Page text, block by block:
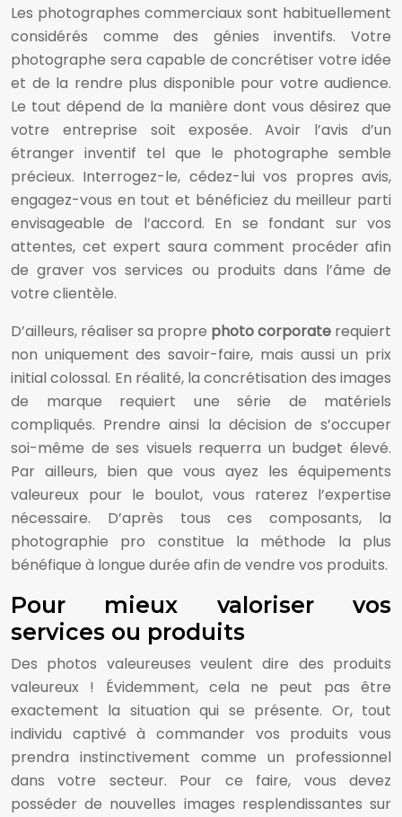
Les photographes commerciaux sont habituellement
considérés comme des génies inventifs. Votre
photographe sera capable de concrétiser votre idée
et de la rendre plus disponible pour votre audience.
Le tout dépend de la manière dont vous désirez que
votre entreprise soit exposée. Avoir l’avis d’un
étranger inventif tel que le photographe semble
précieux. Interrogez-le, cédez-lui vos propres avis,
engagez-vous en tout et bénéficiez du meilleur parti
envisageable de l’accord. En se fondant sur vos
attentes, cet expert saura comment procéder afin
de graver vos services ou produits dans l’âme de
votre clientèle.
D’ailleurs, réaliser sa propre photo corporate requiert
non uniquement des savoir-faire, mais aussi un prix
initial colossal. En réalité, la concrétisation des images
de marque requiert une série de matériels
compliqués. Prendre ainsi la décision de s’occuper
soi-même de ses visuels requerra un budget élevé.
Par ailleurs, bien que vous ayez les équipements
valeureux pour le boulot, vous raterez l’expertise
nécessaire. D’après tous ces composants, la
photographie pro constitue la méthode la plus
bénéfique à longue durée afin de vendre vos produits.
Pour mieux valoriser vos
services ou produits
Des photos valeureuses veulent dire des produits
valeureux ! Évidemment, cela ne peut pas être
exactement la situation qui se présente. Or, tout
individu captivé à commander vos produits vous
prendra instinctivement comme un professionnel
dans votre secteur. Pour ce faire, vous devez
posséder de nouvelles images resplendissantes sur